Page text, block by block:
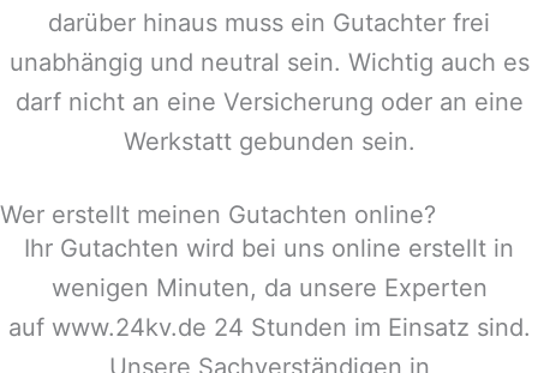
darüber hinaus muss ein Gutachter frei
unabhängig und neutral sein. Wichtig auch es
darf nicht an eine Versicherung oder an eine
Werkstatt gebunden sein.
Wer erstellt meinen Gutachten online?
Ihr Gutachten wird bei uns online erstellt in
wenigen Minuten, da unsere Experten
auf www.24kv.de 24 Stunden im Einsatz sind.